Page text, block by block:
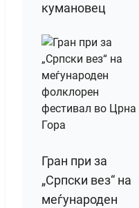
кумановец
Гран при за
„Српски вез“ на
меѓународен